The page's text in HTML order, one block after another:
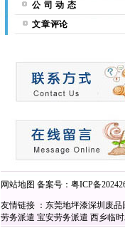
公 司 动 态
文章评论
网站地图 备案号： 粤ICP备
友情链接 ： 东莞地坪漆深圳废品
劳务派遣 宝安劳务派遣 西乡临